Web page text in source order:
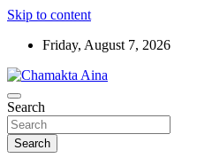
Skip to content
Friday, August 7, 2026
Chamakta Aina
Hindi News Paper – Jharkhand
Search
Search